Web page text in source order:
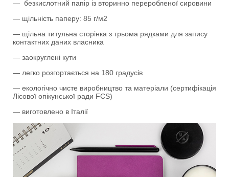
— безкислотний папір із вторинно переробленої сировини
— щільність паперу: 85 г/м2
— щільна титульна сторінка з трьома рядками для запису
контактних даних власника
— заокруглені кути
— легко розгортається на 180 градусів
— екологічно чисте виробництво та матеріали (сертифікація
Лісової опікунської ради FCS)
— виготовлено в Італії